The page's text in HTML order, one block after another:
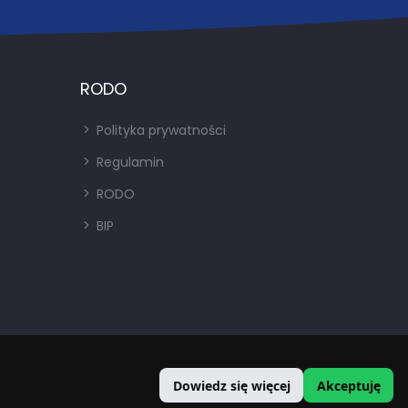
RODO
Polityka prywatności
Regulamin
RODO
BIP
Dowiedz się więcej Akceptuję